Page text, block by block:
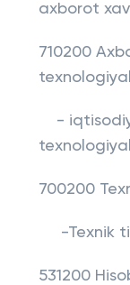
axborot
710200
-
700200
-Texnik
531200